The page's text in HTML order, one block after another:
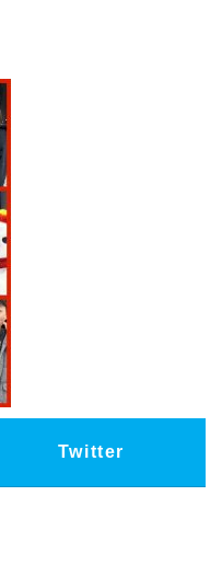
Twitter